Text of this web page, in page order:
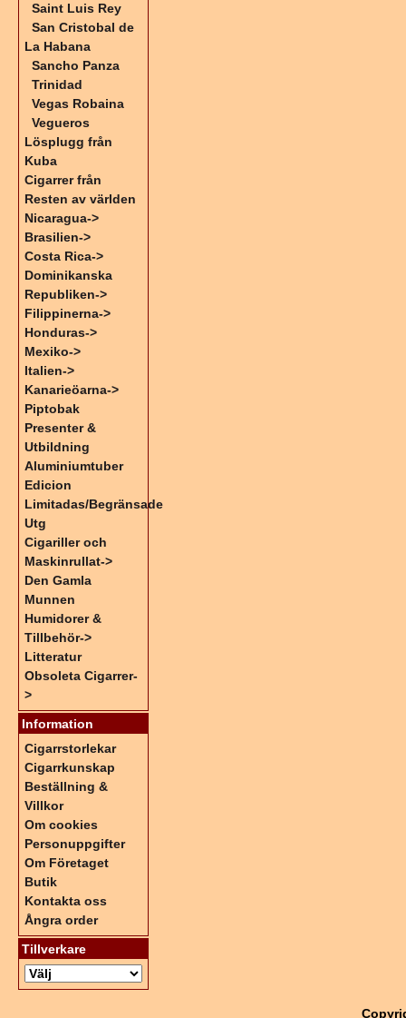
Saint Luis Rey
San Cristobal de
La Habana
Sancho Panza
Trinidad
Vegas Robaina
Vegueros
Lösplugg från
Kuba
Cigarrer från
Resten av världen
Nicaragua->
Brasilien->
Costa Rica->
Dominikanska
Republiken->
Filippinerna->
Honduras->
Mexiko->
Italien->
Kanarieöarna->
Piptobak
Presenter &
Utbildning
Aluminiumtuber
Edicion
Limitadas/Begränsade
Utg
Cigariller och
Maskinrullat->
Den Gamla
Munnen
Humidorer &
Tillbehör->
Litteratur
Obsoleta Cigarrer-
>
Information
Cigarrstorlekar
Cigarrkunskap
Beställning &
Villkor
Om cookies
Personuppgifter
Om Företaget
Butik
Kontakta oss
Ångra order
Tillverkare